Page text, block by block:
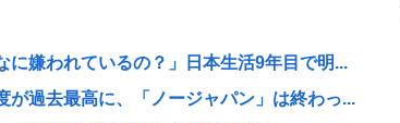
に嫌われているの？」日本生活9年目で明...
が過去最高に、「ノージャパン」は終わっ...